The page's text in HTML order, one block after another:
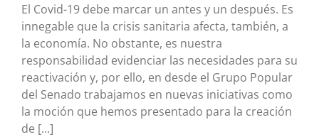
El Covid-19 debe marcar un antes y un después. Es
innegable que la crisis sanitaria afecta, también, a
la economía. No obstante, es nuestra
responsabilidad evidenciar las necesidades para su
reactivación y, por ello, en desde el Grupo Popular
del Senado trabajamos en nuevas iniciativas como
la moción que hemos presentado para la creación
de [...]